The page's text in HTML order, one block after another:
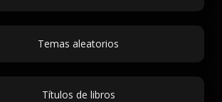
Temas aleatorios
Títulos de libros